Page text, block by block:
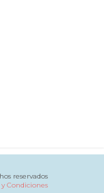
reservados
Condiciones